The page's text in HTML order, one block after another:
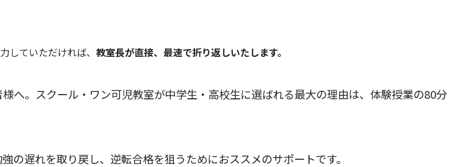
していただければ、 教室長が直接、最速で折り返しいたします。
へ。スクール・ワン可児教室が中学生・高校生に選ばれる最大の理由は、体験授業の80分
強の遅れを取り戻し、逆転合格を狙うためにおススメのサポートです。